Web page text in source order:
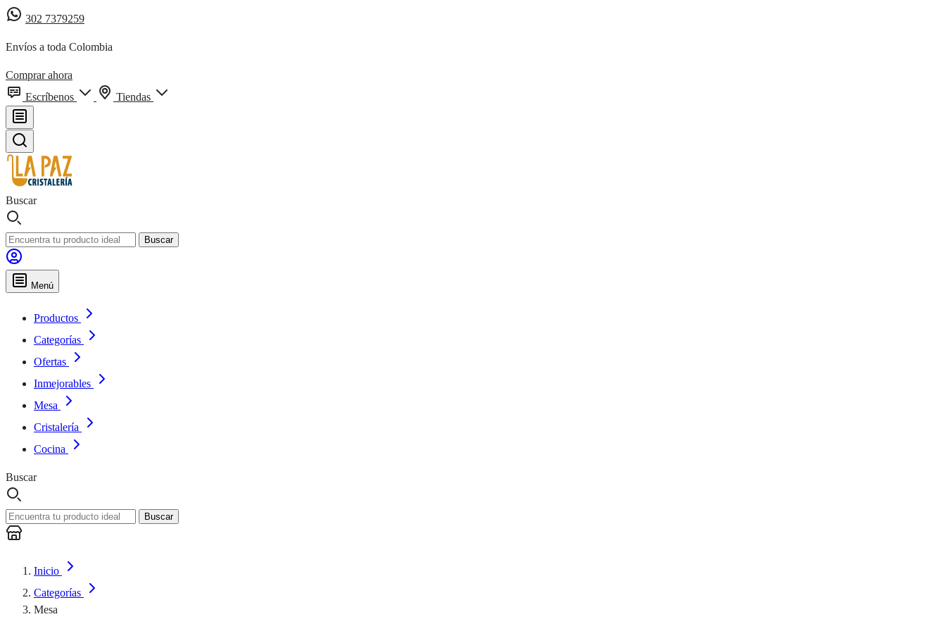
302 7379259
Envíos a toda Colombia
Comprar ahora
Escríbenos
Tiendas
Buscar
Buscar
Menú
Productos
Categorías
Ofertas
Inmejorables
Mesa
Cristalería
Cocina
Buscar
Buscar
Inicio
Categorías
Mesa